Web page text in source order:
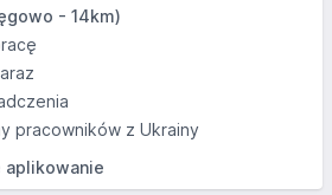
- 14km)
pracowników z Ukrainy
aplikowanie